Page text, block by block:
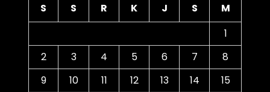
S S R K J S
M
1
2
3 4 5 6 7
8
9
10 11 12 13 14
15